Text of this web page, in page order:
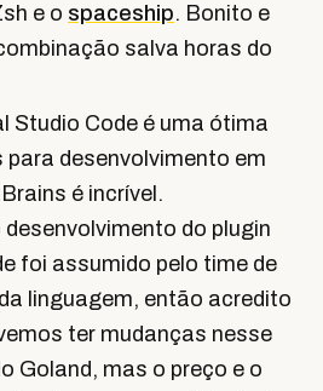
e o spaceship. Bonito e
salva horas do
Studio Code é uma ótima
desenvolvimento em
é incrível.
do plugin
foi assumido pelo time de
linguagem, então acredito
ter mudanças nesse
Goland, mas o preço e o